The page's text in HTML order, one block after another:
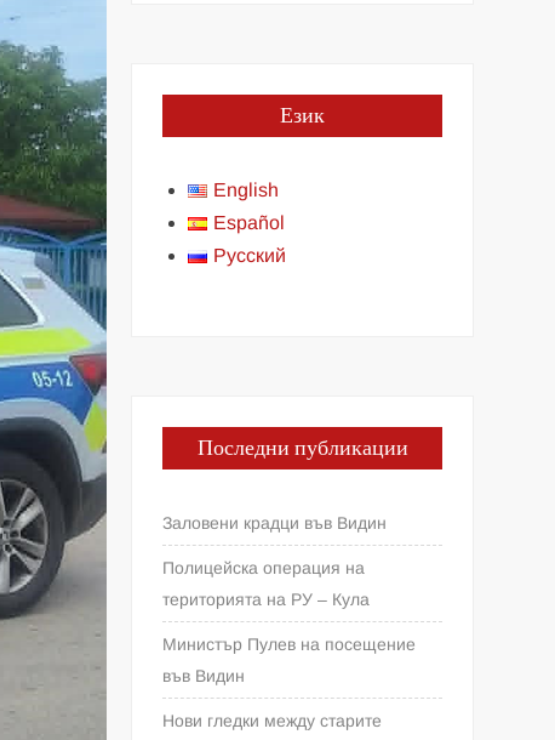
Език
English
Español
Русский
Последни публикации
Заловени крадци във Видин
Полицейска операция на
територията на РУ – Кула
Министър Пулев на посещение
във Видин
Нови гледки между старите